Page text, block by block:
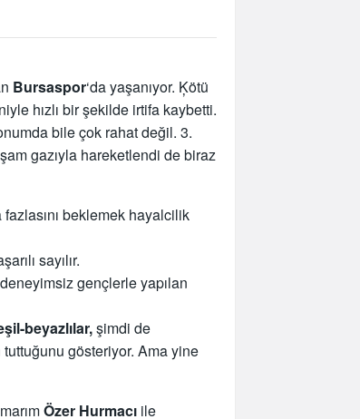
Bursaspor‘da yaşanıyor. Ķötü
hızlı bir şekilde irtifa kaybetti.
bile çok rahat değil. 3.
gazıyla hareketlendi de biraz
fazlasını beklemek hayalcilik
sayılır.
gençlerle yapılan
beyazlılar,şimdi de
tuttuğunu gösteriyor. Ama yine
Özer Hurmacı ile